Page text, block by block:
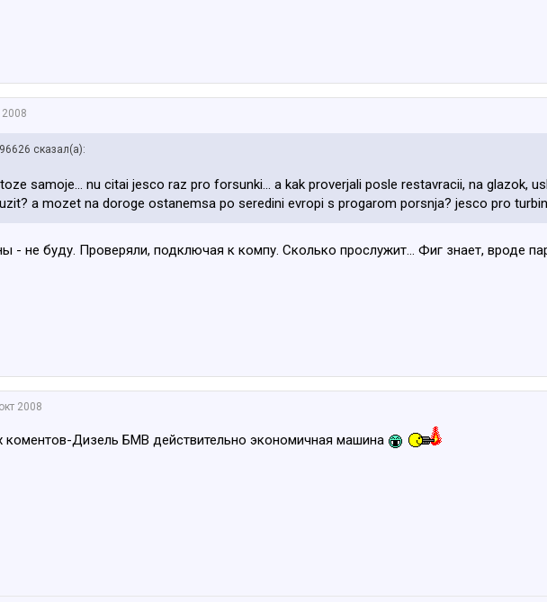
2008
сказал(а):
samoje... nu citai jesco raz pro forsunki... a kak proverjali posle restavracii, na glazok,
a mozet na doroge ostanemsa po seredini evropi s progarom porsnja? jesco pro
- не буду. Проверяли, подключая к компу. Сколько прослужит... Фиг знает, вроде
2008
коментов-Дизель БМВ действительно экономичная машина